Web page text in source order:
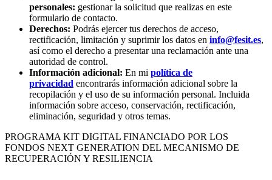
personales: gestionar la solicitud que realizas en este
formulario de contacto.
Derechos: Podrás ejercer tus derechos de acceso,
rectificación, limitación y suprimir los datos en info@fesit.es,
así como el derecho a presentar una reclamación ante una
autoridad de control.
Información adicional: En mi política de
privacidad encontrarás información adicional sobre la
recopilación y el uso de su información personal. Incluida
información sobre acceso, conservación, rectificación,
eliminación, seguridad y otros temas.
PROGRAMA KIT DIGITAL FINANCIADO POR LOS
FONDOS NEXT GENERATION DEL MECANISMO DE
RECUPERACIÓN Y RESILIENCIA